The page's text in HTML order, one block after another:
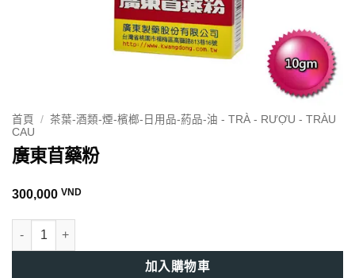
首頁 / 茶葉-酒類-煙-檳榔-日用品-葯品-油 - TRÀ - RƯỢU - TRÀU
CAU
廣東苜藥粉
300,000 VND
廣東苜藥粉 數量
加入購物車